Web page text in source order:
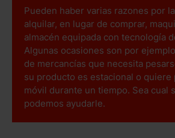
Pueden haber varias razones por
alquilar, en lugar de comprar,
almacén equipada con tecnología
Algunas ocasiones son por
de mercancías que necesita
su producto es estacional o quiere
móvil durante un tiempo. Sea cual
podemos ayudarle.